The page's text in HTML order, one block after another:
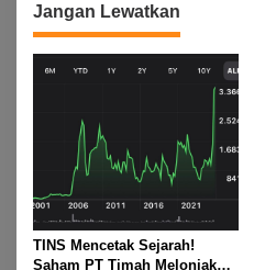
Jangan Lewatkan
TINS Mencetak Sejarah!
Saham PT Timah Melonjak